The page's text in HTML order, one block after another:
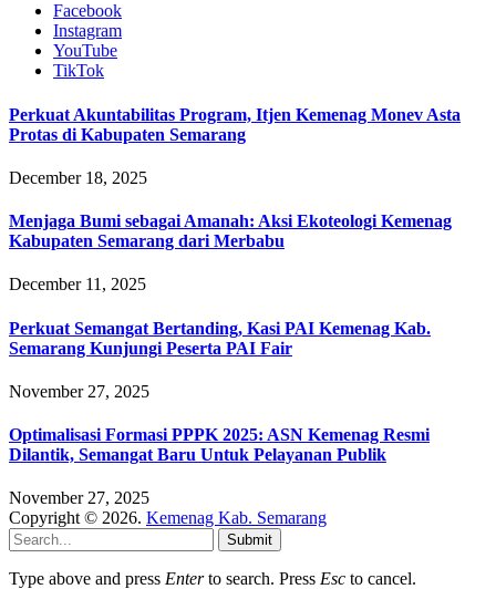
Facebook
Instagram
YouTube
TikTok
Perkuat Akuntabilitas Program, Itjen Kemenag Monev Asta
Protas di Kabupaten Semarang
December 18, 2025
Menjaga Bumi sebagai Amanah: Aksi Ekoteologi Kemenag
Kabupaten Semarang dari Merbabu
December 11, 2025
Perkuat Semangat Bertanding, Kasi PAI Kemenag Kab.
Semarang Kunjungi Peserta PAI Fair
November 27, 2025
Optimalisasi Formasi PPPK 2025: ASN Kemenag Resmi
Dilantik, Semangat Baru Untuk Pelayanan Publik
November 27, 2025
Copyright © 2026. Kemenag Kab. Semarang
Submit
Type above and press Enterto search. Press Esc to cancel.